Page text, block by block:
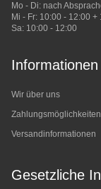
Mo - Di: nach
Mi - Fr: 10:00 - 12:00
Sa: 10:00 - 12:00
Informationen
Wir über uns
Zahlungsmöglichkeiten
Versandinformationen
Gesetzliche